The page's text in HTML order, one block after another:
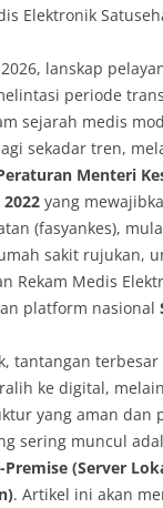
Elektronik
lanskap
periode
sejarah medis
sekadar tren,
Menteri
yang
(fasyankes),
sakit rujukan,
Rekam Medis
platform nasional
tantangan
ke digital,
yang aman dan
sering muncul
Premise (Server
. Artikel ini akan